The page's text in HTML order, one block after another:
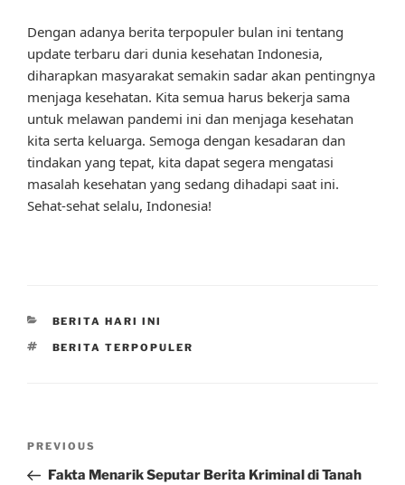
Dengan adanya berita terpopuler bulan ini tentang
update terbaru dari dunia kesehatan Indonesia,
diharapkan masyarakat semakin sadar akan pentingnya
menjaga kesehatan. Kita semua harus bekerja sama
untuk melawan pandemi ini dan menjaga kesehatan
kita serta keluarga. Semoga dengan kesadaran dan
tindakan yang tepat, kita dapat segera mengatasi
masalah kesehatan yang sedang dihadapi saat ini.
Sehat-sehat selalu, Indonesia!
CATEGORIES
BERITA HARI INI
TAGS
BERITA TERPOPULER
Previous
Post
PREVIOUS
Fakta Menarik Seputar Berita Kriminal di Tanah